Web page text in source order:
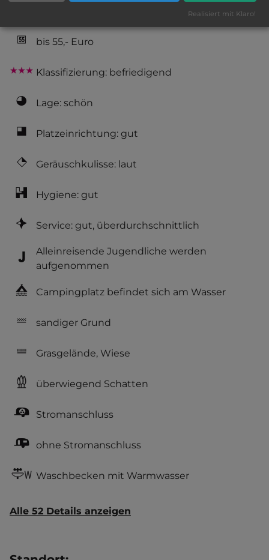
bis 55,- Euro
Klassifizierung: befriedigend
Lage: schön
Platzeinrichtung: gut
Geräuschkulisse: laut
Hygiene: gut
Service: gut, überdurchschnittlich
Alleinreisende Jugendliche werden
aufgenommen
Campingplatz befindet sich am Wasser
sandiger Grund
Grasgelände, Wiese
überwiegend Schatten
Stromanschluss
ohne Stromanschluss
Waschbecken mit Warmwasser
Alle 52 Details anzeigen
Realisiert mit Klaro!